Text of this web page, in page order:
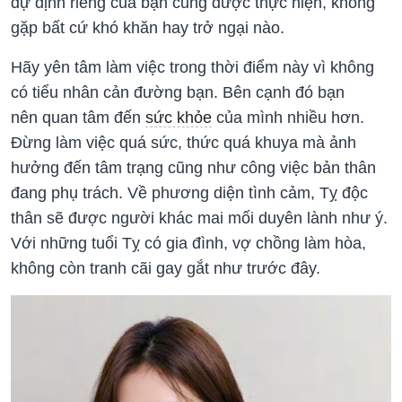
gặp bất cứ khó khăn hay trở ngại nào.
Hãy yên tâm làm việc trong thời điểm này vì không
có tiểu nhân cản đường bạn. Bên cạnh đó bạn
nên quan tâm đến sức khỏe của mình nhiều hơn.
Đừng làm việc quá sức, thức quá khuya mà ảnh
hưởng đến tâm trạng cũng như công việc bản thân
đang phụ trách. Về phương diện tình cảm, Tỵ độc
thân sẽ được người khác mai mối duyên lành như ý.
Với những tuổi Tỵ có gia đình, vợ chồng làm hòa,
không còn tranh cãi gay gắt như trước đây.